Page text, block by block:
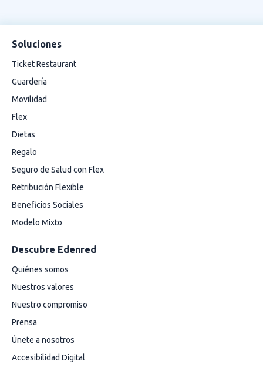
Soluciones
Ticket Restaurant
Guardería
Movilidad
Flex
Dietas
Regalo
Seguro de Salud con Flex
Retribución Flexible
Beneficios Sociales
Modelo Mixto
Descubre Edenred
Quiénes somos
Nuestros valores
Nuestro compromiso
Prensa
Únete a nosotros
Accesibilidad Digital